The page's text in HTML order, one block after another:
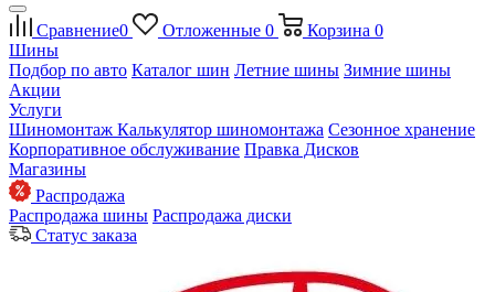
Сравнение0 Отложенные 0 Корзина 0
Шины
Подбор по авто Каталог шин Летние шины Зимние шины
Акции
Услуги
Шиномонтаж Калькулятор шиномонтажа Сезонное хранение
Корпоративное обслуживание Правка Дисков
Магазины
Распродажа
Распродажа шины Распродажа диски
Статус заказа